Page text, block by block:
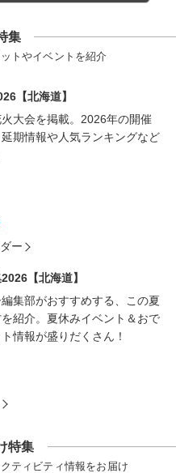
集
トやイベントを紹介
【北海道】
大会を掲載。2026年の開催
期情報や人気ランキングなど
ー
【北海道】
集部がおすすめする、この夏
紹介。夏休みイベント＆おで
情報が盛りだくさん！
特集
ティビティ情報をお届け